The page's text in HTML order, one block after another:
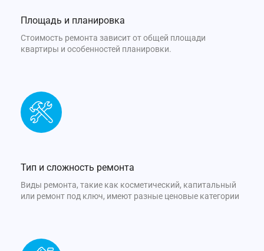
Площадь и планировка
Стоимость ремонта зависит от общей площади
квартиры и особенностей планировки.
Тип и сложность ремонта
Виды ремонта, такие как косметический, капитальный
или ремонт под ключ, имеют разные ценовые категории